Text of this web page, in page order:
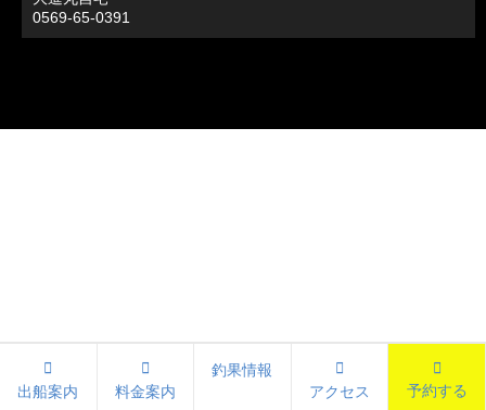
0569-65-0391
出船案内 料金案内
釣果情報
アクセス
予約する